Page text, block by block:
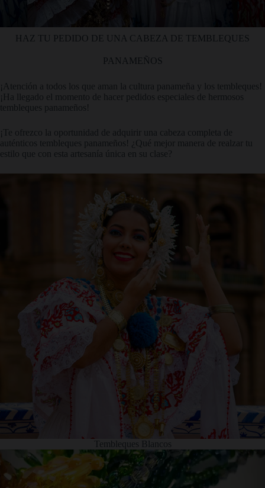
HAZ TU PEDIDO DE UNA CABEZA DE TEMBLEQUES
PANAMEÑOS
¡Atención a todos los que aman la cultura panameña y los tembleques!
¡Ha llegado el momento de hacer pedidos especiales de hermosos
tembleques panameños!
¡Te ofrezco la oportunidad de adquirir una cabeza completa de
auténticos tembleques panameños! ¿Qué mejor manera de realzar tu
estilo que con esta artesanía única en su clase?
Tembleques Blancos